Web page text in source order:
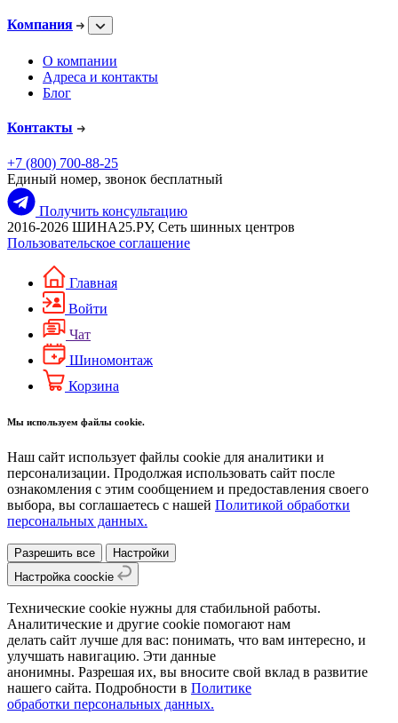
Компания
О компании
Адреса и контакты
Блог
Контакты
+7 (800) 700-88-25
Единый номер, звонок бесплатный
Получить консультацию
2016-2026 ШИНА25.РУ, Сеть шинных центров
Пользовательское соглашение
Главная
Войти
Чат
Шиномонтаж
Корзина
Мы используем файлы cookie.
Наш сайт использует файлы cookie для аналитики и
персонализации. Продолжая использовать сайт после
ознакомления с этим сообщением и предоставления своего
выбора, вы соглашаетесь с нашей Политикой обработки
персональных данных.
Разрешить все
Настройки
Настройка coockie
Технические cookie нужны для стабильной работы.
Аналитические и другие cookie помогают нам
делать сайт лучше для вас: понимать, что вам интересно, и
улучшать навигацию. Эти данные
анонимны. Разрешая их, вы вносите свой вклад в развитие
нашего сайта. Подробности в Политике
обработки персональных данных.